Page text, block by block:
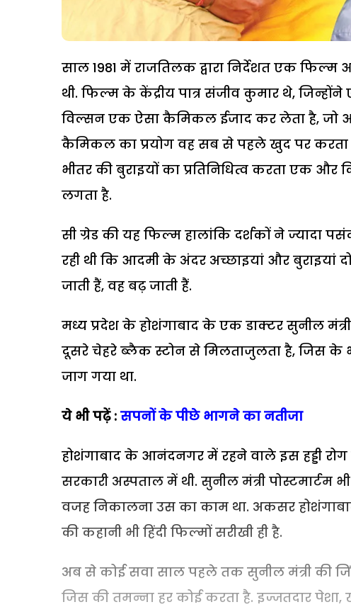
साल 1981 में राजतिलक द्वारा निर्देशत एक फिल्म
थी. फिल्म के केंद्रीय पात्र संजीव कुमार थे,
विल्सन एक ऐसा कैमिकल ईजाद कर लेता है, जो
कैमिकल का प्रयोग वह सब से पहले खुद पर करता
भीतर की बुराइयों का प्रतिनिधित्व करता एक और
लगता है.
सी ग्रेड की यह फिल्म हालांकि दर्शकों ने
रही थी कि आदमी के अंदर अच्छाइयां और
जाती हैं, वह बढ़ जाती हैं.
मध्य प्रदेश के होशंगाबाद के एक डाक्टर सुनील
दूसरे चेहरे ब्लैक स्टोन से मिलताजुलता है, जिस के
जाग गया था.
ये भी पढ़ें : सपनों के पीछे भागने का नतीजा
होशंगाबाद के आनंदनगर में रहने वाले इस हड्डी
सरकारी अस्पताल में थी. सुनील मंत्री पोस्टमार्टम
वजह निकालना उस का काम था. अकसर
की कहानी भी हिंदी फिल्मों सरीखी ही है.
अब से कोई सवा साल पहले तक सुनील मंत्री की
जिस की तमन्ना हर कोई करता है. इज्जतदार